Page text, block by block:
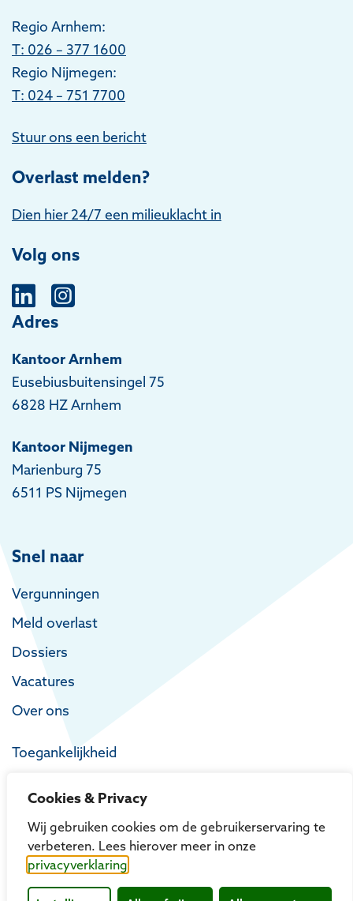
Cookies & Privacy
Wij gebruiken cookies om de gebruikerservaring te
verbeteren. Lees hierover meer in onze
privacyverklaring
Regio Arnhem:
T: 026 – 377 1600
Regio Nijmegen:
T: 024 – 751 7700
Stuur ons een bericht
Overlast melden?
Dien hier 24/7 een milieuklacht in
Volg ons
Adres
Kantoor Arnhem
Eusebiusbuitensingel 75
6828 HZ Arnhem
Kantoor Nijmegen
Marienburg 75
6511 PS Nijmegen
Snel naar
Vergunningen
Meld overlast
Dossiers
Vacatures
Over ons
Toegankelijkheid